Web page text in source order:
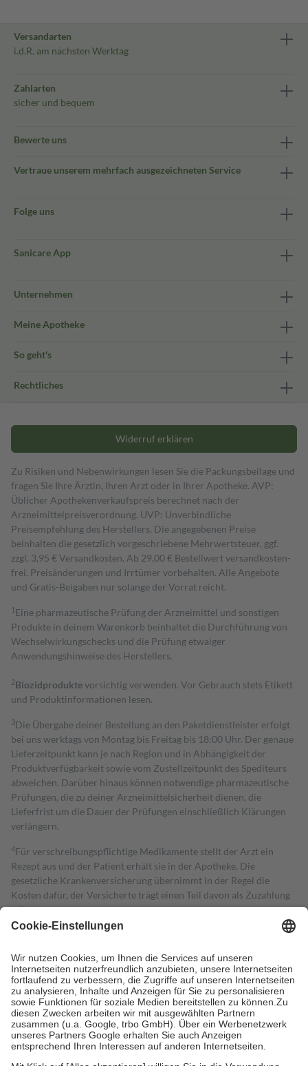
Versandarten
i.d.R. am nächsten Werktag
Zahlarten
sicher und bequem
Bewerte uns
Vertraue unserem mehrfach ausgezeichneten Service
Folge uns
Sanicare App
Unternehmen
Meine Apotheke
So geht's
Rechtliches
Widerruf erklären
Zu Risiken und Nebenwirkungen lesen Sie die Packungsbeilage und
fragen Sie Ihre Ärztin, Ihren Arzt oder in Ihrer Apotheke. AVP:
Üblicher Apothekenverkaufspreis berechnet nach der
Arzneimittelpreisverordnung. UVP: Unverbindliche
Preisempfehlung des Herstellers. Die angegebenen Preise
beinhalten die gesetzlich vorgeschriebene Mehrwertsteuer, ggf.
zzgl. 3,95 € Versandkosten. Ab 29,00 € Bestell­wert versand­kosten­
frei. Preisänderungen und Irrtümer vorbehalten. Alle Angebote
und Gratis-Beigaben nur solange der Vorrat reicht.
1 Eine pharmazeutische Prüfung der Arzneimittel und sonstigen
Produkte in deinem Warenkorb beinhaltet die Durchführung von
Wechselwirkungschecks und die Prüfung etwaiger
Anwendungshinweise des Herstellers.
2Biozidproduktevorsichtig verwenden. Vor Gebrauch stets Etikett
und Produktinformationen lesen.
3Die Übergabe deiner Bestellung an den Paketdienstleister erfolgt
bei uns werktags von Montag bis Freitag bis 18:00 Uhr. Der genaue
Lieferzeitpunkt kann je nach Region und in Abhängigkeit der
Produktverfügbarkeit sowie vom Zustellzeitpunkt des Spediteurs
abweichen. Darüber hinaus können notwendige pharmazeutische
Prüfungen, die zu deiner Arzneimittelsicherheit dienen, die
Lieferfrist um die Dauer der Prüfungen einschließlich Klärungen
verlängern.
4Für verschreibungspflichtige Medikamente stellt der Arzt ein
Rezept aus und der Patient erhält sie in der Apotheke. Die
gesetzliche Krankenversicherung übernimmt in der Regel die
Kosten dafür, der Versicherte trägt einen Teil davon als Zuzahlung
mit.
Grundsätzlich leisten Mitglieder Zuzahlungen in Höhe von zehn
höchstens zehn Euro.
Es sind jedoch nie mehr als die tatsächlichen
Kosten der Leistung zu entrichten.
Diese Regeln gelten grundsätzlich auch für Online-Apotheken.
Bei Heilmitteln und häuslicher Krankenpflege beträgt die
Zuzahlung zehn Prozent der Kosten sowie zehn Euro je
Verordnung.
Um das Engagement der Versicherten für ihre eigene Gesundheit zu
stärken und die besondere Stellung der Familie zu unterstützen,